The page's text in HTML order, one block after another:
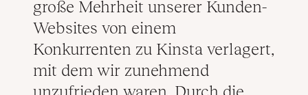
große Mehrheit unserer Kunden-
Websites von einem
Konkurrenten zu Kinsta verlagert,
mit dem wir zunehmend
unzufrieden waren. Durch die